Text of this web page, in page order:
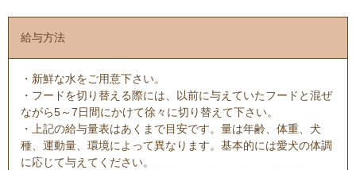
給与方法
・新鮮な水をご用意下さい。
・フードを切り替える際には、以前に与えていたフードと混ぜ
ながら5～7日間にかけて徐々に切り替えて下さい。
・上記の給与量表はあくまで目安です。量は年齢、体重、犬
種、運動量、環境によって異なります。基本的には愛犬の体調
に応じて与えてください。